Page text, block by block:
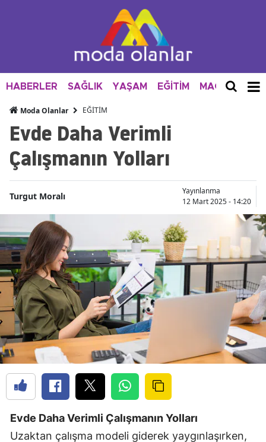
HABERLER SAĞLIK YAŞAM EĞİTİM MAGAZİN
Moda Olanlar EĞİTİM
Evde Daha Verimli
Çalışmanın Yolları
Turgut Moralı
Yayınlanma
12 Mart 2025 - 14:20
Evde Daha Verimli Çalışmanın Yolları
Uzaktan çalışma modeli giderek yaygınlaşırken,